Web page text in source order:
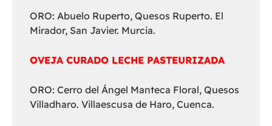
ORO: Abuelo Ruperto, Quesos Ruperto. El
Mirador, San Javier. Murcia.
OVEJA CURADO LECHE PASTEURIZADA
ORO: Cerro del Ángel Manteca Floral, Quesos
Villadharo. Villaescusa de Haro, Cuenca.